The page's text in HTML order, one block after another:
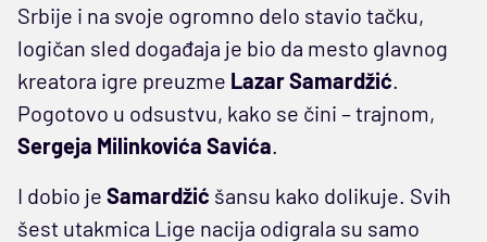
Srbije i na svoje ogromno delo stavio tačku,
logičan sled događaja je bio da mesto glavnog
kreatora igre preuzme Lazar Samardžić.
Pogotovo u odsustvu, kako se čini – trajnom,
Sergeja Milinkovića Savića.
I dobio je Samardžić šansu kako dolikuje. Svih
šest utakmica Lige nacija odigrala su samo